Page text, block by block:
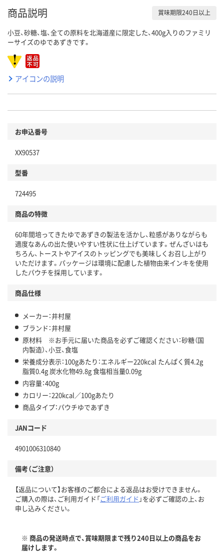
商品説明 賞味期限240日以上
小豆、砂糖、塩、全ての原料を北海道産に限定した、400g入りのファミリ
ーサイズのゆであずきです。
アイコンの説明
お申込番号
XX90537
型番
724495
商品の特徴
60年間培ってきたゆであずきの製法を活かし、粒感がありながらも
適度なあんの出た使いやすい性状に仕上げています。ぜんざいはも
ちろん、トーストやアイスのトッピングでも美味しくお召し上がり
いただけます。パッケージは環境に配慮した植物由来インキを使用
したパウチを採用しています。
商品仕様
メーカー：井村屋
ブランド：井村屋
原材料 ※お手元に届いた商品を必ずご確認ください：砂糖（国
内製造）、小豆、食塩
栄養成分表示：100gあたり：エネルギー220kcal たんぱく質4.2g
脂質0.4g 炭水化物49.8g 食塩相当量0.09g
内容量：400g
カロリー：220kcal／100gあたり
商品タイプ：パウチゆであずき
JANコード
4901006310840
備考（ご注意）
【返品について】お客様のご都合による返品はお受けできません。
ご購入の際は、ご利用ガイド「ご利用ガイド 」を必ずご確認の上、お
申し込みください。
※ 商品の発送時点で、賞味期限まで残り240日以上の商品をお
届けします。